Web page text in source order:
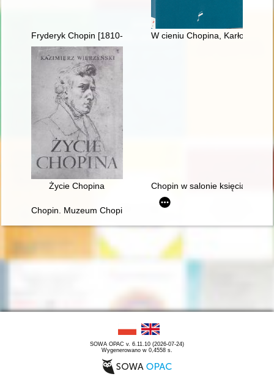
Fryderyk Chopin [1810-1849] W cieniu Chopina, Karłowicza
Życie Chopina Chopin w salonie księcia
Chopin. Muzeum Chopina. Chopin Museum
SOWA OPAC v. 6.11.10 (2026-07-24)
Wygenerowano w 0,4558 s.